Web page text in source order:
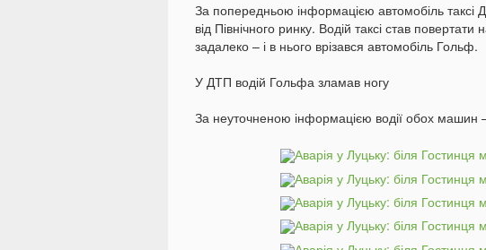
За попередньою інформацією автомобіль таксі
від Північного ринку. Водій таксі став
задалеко – і в нього врізався автомобіль Гольф.
У ДТП водій Гольфа зламав ногу
За неуточненою інформацією водії обох машин –